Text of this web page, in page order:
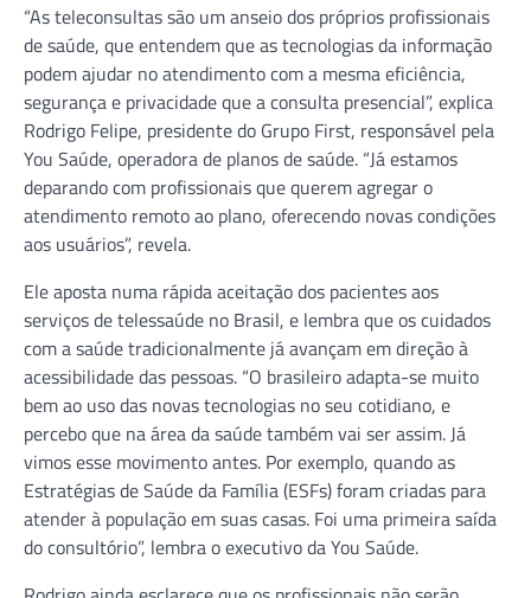
“As teleconsultas são um anseio dos próprios profissionais
de saúde, que entendem que as tecnologias da informação
podem ajudar no atendimento com a mesma eficiência,
segurança e privacidade que a consulta presencial”, explica
Rodrigo Felipe, presidente do Grupo First, responsável pela
You Saúde, operadora de planos de saúde. “Já estamos
deparando com profissionais que querem agregar o
atendimento remoto ao plano, oferecendo novas condições
aos usuários”, revela.
Ele aposta numa rápida aceitação dos pacientes aos
serviços de telessaúde no Brasil, e lembra que os cuidados
com a saúde tradicionalmente já avançam em direção à
acessibilidade das pessoas. “O brasileiro adapta-se muito
bem ao uso das novas tecnologias no seu cotidiano, e
percebo que na área da saúde também vai ser assim. Já
vimos esse movimento antes. Por exemplo, quando as
Estratégias de Saúde da Família (ESFs) foram criadas para
atender à população em suas casas. Foi uma primeira saída
do consultório”, lembra o executivo da You Saúde.